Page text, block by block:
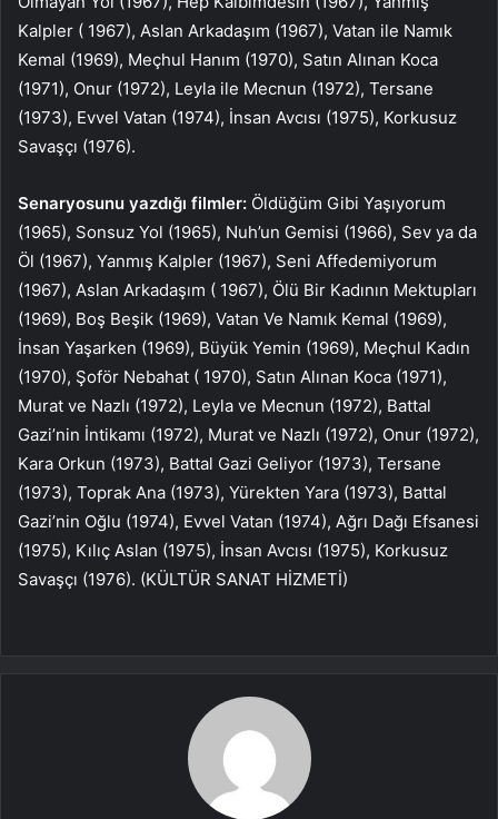
Kalpler ( 1967), Aslan Arkadaşım (1967), Vatan ile Namık
Kemal (1969), Meçhul Hanım (1970), Satın Alınan Koca
(1971), Onur (1972), Leyla ile Mecnun (1972), Tersane
(1973), Evvel Vatan (1974), İnsan Avcısı (1975), Korkusuz
Savaşçı (1976).
Senaryosunu yazdığı filmler: Öldüğüm Gibi Yaşıyorum
(1965), Sonsuz Yol (1965), Nuh’un Gemisi (1966), Sev ya da
Öl (1967), Yanmış Kalpler (1967), Seni Affedemiyorum
(1967), Aslan Arkadaşım ( 1967), Ölü Bir Kadının Mektupları
(1969), Boş Beşik (1969), Vatan Ve Namık Kemal (1969),
İnsan Yaşarken (1969), Büyük Yemin (1969), Meçhul Kadın
(1970), Şoför Nebahat ( 1970), Satın Alınan Koca (1971),
Murat ve Nazlı (1972), Leyla ve Mecnun (1972), Battal
Gazi’nin İntikamı (1972), Murat ve Nazlı (1972), Onur (1972),
Kara Orkun (1973), Battal Gazi Geliyor (1973), Tersane
(1973), Toprak Ana (1973), Yürekten Yara (1973), Battal
Gazi’nin Oğlu (1974), Evvel Vatan (1974), Ağrı Dağı Efsanesi
(1975), Kılıç Aslan (1975), İnsan Avcısı (1975), Korkusuz
Savaşçı (1976). (KÜLTÜR SANAT HİZMETİ)